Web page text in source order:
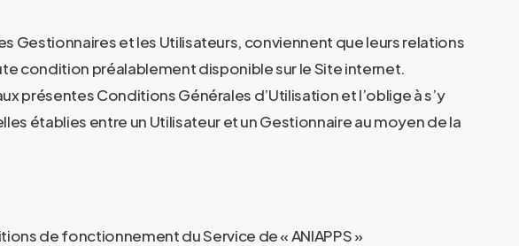
Gestionnaires et les Utilisateurs, conviennent que leurs relations
condition préalablement disponible sur le Site internet.
présentes Conditions Générales d’Utilisation et l’oblige à s’y
établies entre un Utilisateur et un Gestionnaire au moyen de la
de fonctionnement du Service de « ANIAPPS »